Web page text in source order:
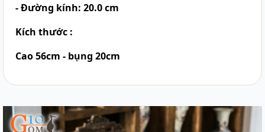
- Đường kính: 20.0 cm
Kích thước :
Cao 56cm - bụng 20cm